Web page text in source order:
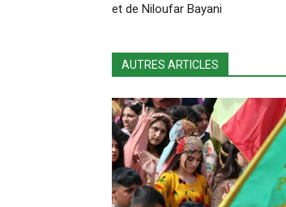
et de Niloufar Bayani
AUTRES ARTICLES